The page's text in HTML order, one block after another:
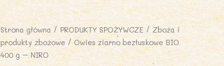
Strona główna / PRODUKTY SPOŻYWCZE / Zboża i
produkty zbożowe / Owies ziarno bezłuskowe BIO
400 g – NIRO